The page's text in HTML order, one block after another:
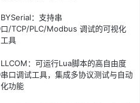
BYSerial：支持串
口/TCP/PLC/Modbus 调试的可视化
工具
LLCOM：可运行Lua脚本的高自由度
串口调试工具，集成多协议测试与自动
化功能